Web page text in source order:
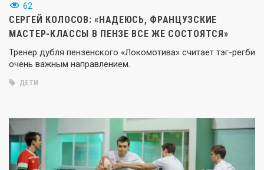
62
СЕРГЕЙ КОЛОСОВ: «НАДЕЮСЬ, ФРАНЦУЗСКИЕ
МАСТЕР-КЛАССЫ В ПЕНЗЕ ВСЕ ЖЕ СОСТОЯТСЯ»
Тренер дубля пензенского «Локомотива» считает тэг-регби
очень важным направлением.
ДЕТИ